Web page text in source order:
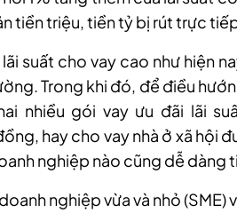
tiền triệu, tiền tỷ bị rút trực
suất cho vay cao như hiện
Trong khi đó, để điều
nhiều gói vay ưu đãi lãi
hay cho vay nhà ở xã hội
nghiệp nào cũng dễ dàng
nghiệp vừa và nhỏ (SME)